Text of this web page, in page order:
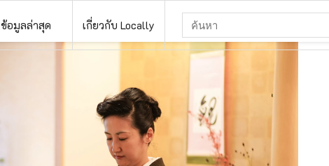
ข้อมูลล่าสุด เกี่ยวกับ Locally